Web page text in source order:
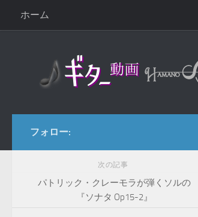
コンテンツへスキップ
ホーム
フォロー:
次の記事
パトリック・クレーモラが弾くソルの
『ソナタ Op15-2』